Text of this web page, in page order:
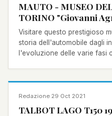
MAUTO - MUSEO
TORINO "Giovanni
Visitare questo prestigioso
storia dell'automobile dagli
l'evoluzione delle varie fasi
NOTIZIA
Redazione·29 Oct 2021
TALBOT LAGO T150